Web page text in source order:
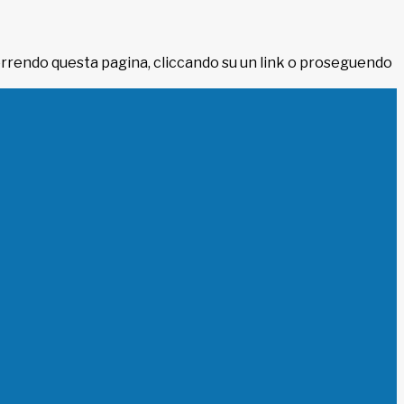
questa pagina, cliccando su un link o proseguendo